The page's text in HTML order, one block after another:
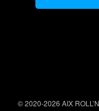
© 2020-2026 AIX